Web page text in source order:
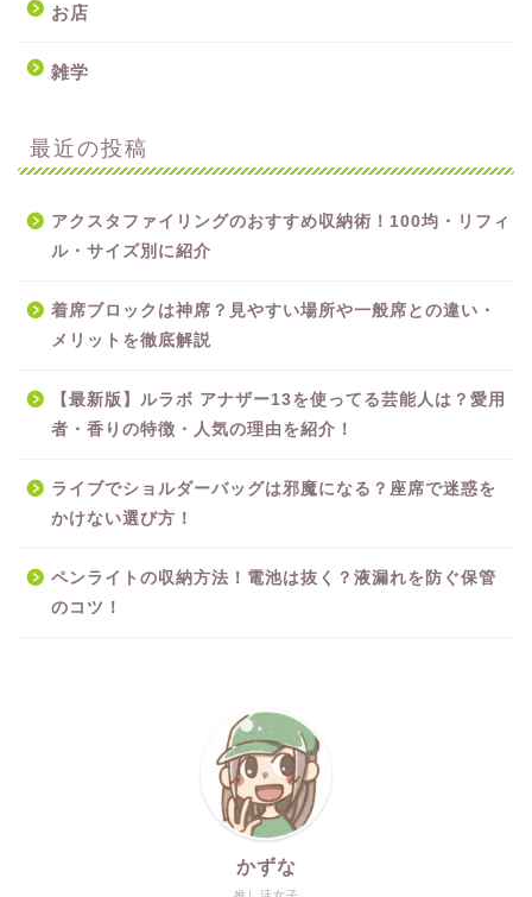
お店
雑学
最近の投稿
アクスタファイリングのおすすめ収納術！100均・リフィ
ル・サイズ別に紹介
着席ブロックは神席？見やすい場所や一般席との違い・
メリットを徹底解説
【最新版】ルラボ アナザー13を使ってる芸能人は？愛用
者・香りの特徴・人気の理由を紹介！
ライブでショルダーバッグは邪魔になる？座席で迷惑を
かけない選び方！
ペンライトの収納方法！電池は抜く？液漏れを防ぐ保管
のコツ！
かずな